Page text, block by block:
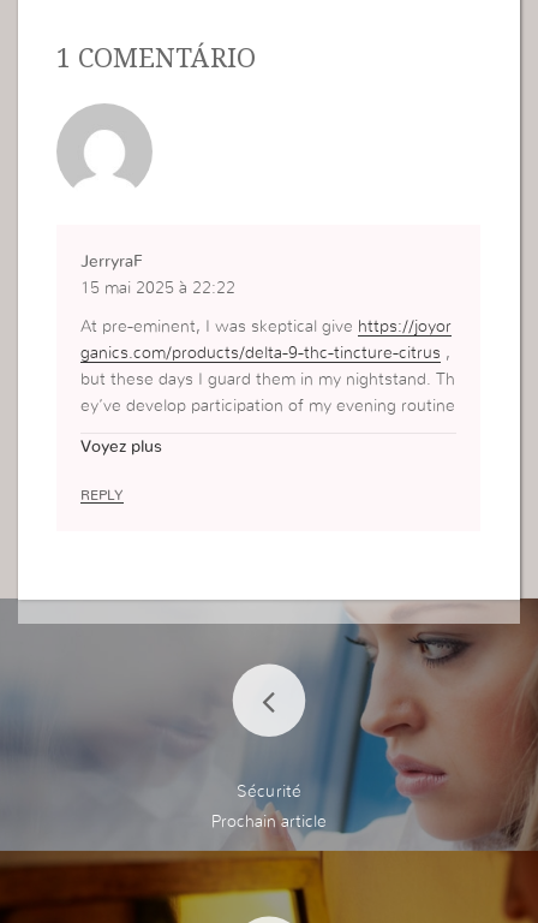
1 COMENTÁRIO
JerryraF
15 mai 2025 à 22:22
At pre-eminent, I was skeptical give https://joyor
ganics.com/products/delta-9-thc-tincture-citrus ,
but these days I guard them in my nightstand. Th
ey’ve develop participation of my evening routine
go. I don’t perceive exorbitant or freakish, due ca
Voyez plus
REPLY
Sécurité